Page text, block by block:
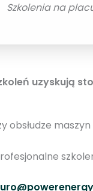
Szkolenia na
uzyskują
obsłudze